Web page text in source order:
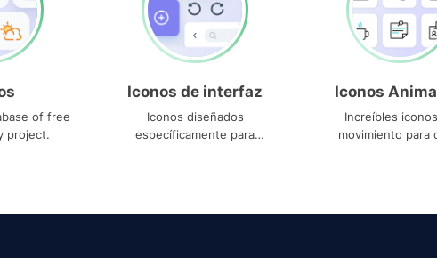
of free
project.
Iconos de interfaz
Iconos diseñados
específicamente para
Iconos
Increíbles
movimiento para